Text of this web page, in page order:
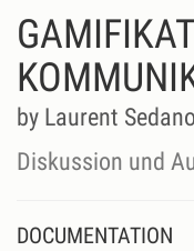
by Laurent Sedano
Diskussion und
DOCUMENTATION